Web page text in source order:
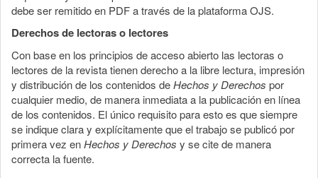
debe ser remitido en PDF a través de la plataforma OJS.
Derechos de lectoras o lectores
Con base en los principios de acceso abierto las lectoras o
lectores de la revista tienen derecho a la libre lectura, impresión
y distribución de los contenidos deHechos y Derechos por
cualquier medio, de manera inmediata a la publicación en línea
de los contenidos. El único requisito para esto es que siempre
se indique clara y explícitamente que el trabajo se publicó por
primera vez enHechos y Derechos y se cite de manera
correcta la fuente.